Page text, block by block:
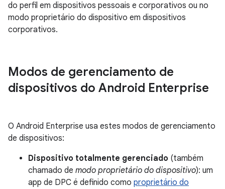
do perfil em dispositivos pessoais e corporativos ou no
modo proprietário do dispositivo em dispositivos
corporativos.
Modos de gerenciamento de
dispositivos do Android Enterprise
O Android Enterprise usa estes modos de gerenciamento
de dispositivos:
Dispositivo totalmente gerenciado (também
chamado de modo proprietário do dispositivo): um
app de DPC é definido como proprietário do